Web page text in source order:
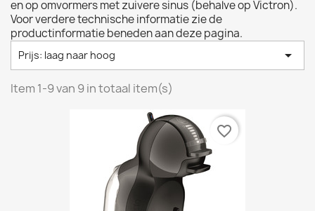
en op omvormers met zuivere sinus (behalve op Victron).
Voor verdere technische informatie zie de
productinformatie beneden aan deze pagina.
Prijs: laag naar hoog 
Item 1-9 van 9 in totaal item(s)
favorite_border